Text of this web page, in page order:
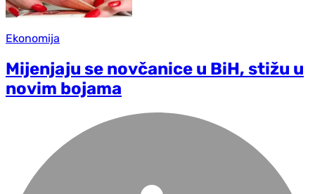
Ekonomija
Mijenjaju se novčanice u BiH, stižu u
novim bojama